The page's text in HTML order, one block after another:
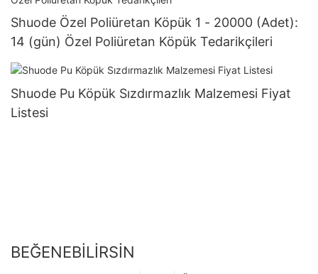
Shuode Özel Poliüretan Köpük 1 - 20000 (Adet):
14 (gün) Özel Poliüretan Köpük Tedarikçileri
Shuode Pu Köpük Sızdırmazlık Malzemesi Fiyat
Listesi
BEĞENEBILIRSIN